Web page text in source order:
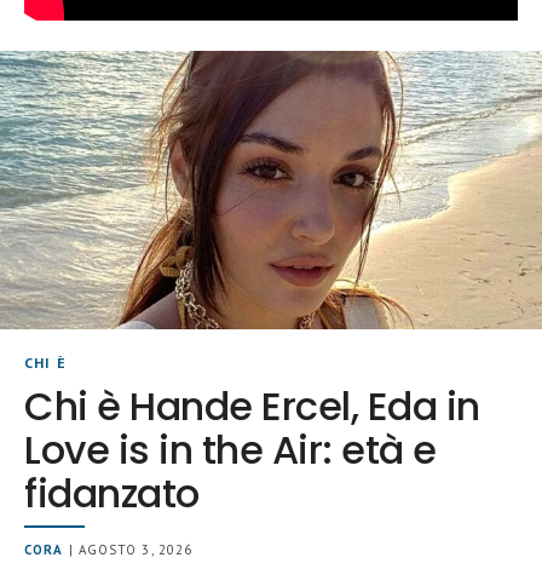
CHI È
Chi è Hande Ercel, Eda in
Love is in the Air: età e
fidanzato
CORA | AGOSTO 3, 2026